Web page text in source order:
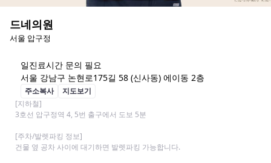
드네의원
서울 압구정
일진료시간 문의 필요
서울 강남구 논현로175길 58 (신사동) 에이동 2층
주소복사
지도보기
[지하철]
3호선 압구정역 4, 5번 출구에서 도보 5분
[주차/발렛파킹 정보]
건물 옆 공차 사이에 대기하면 발렛파킹 가능합니다.